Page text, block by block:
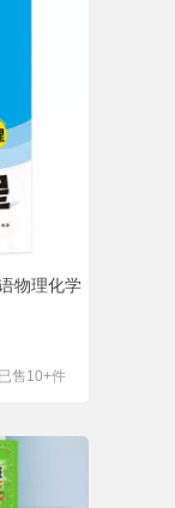
物理化学
已售10+件